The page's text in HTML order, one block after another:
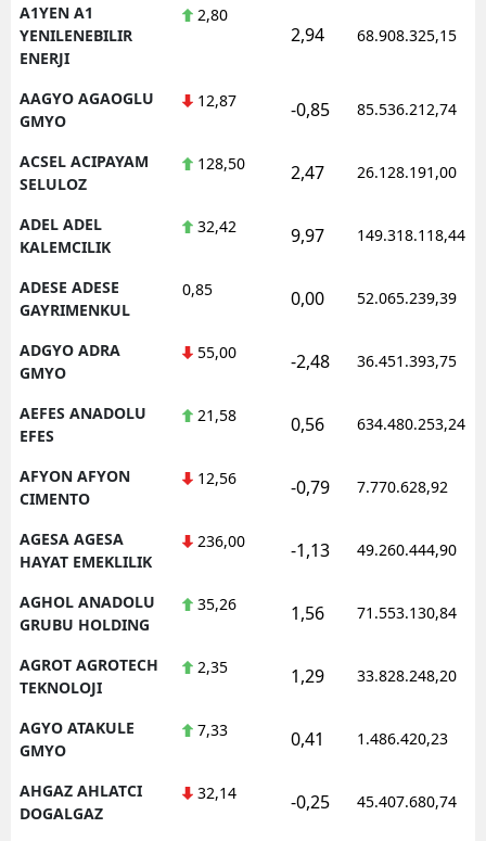
A1YEN A1
YENILENEBILIR
ENERJI
2,80
2,94 68.908.325,15
AAGYO AGAOGLU
GMYO
12,87 -0,85 85.536.212,74
ACSEL ACIPAYAM
SELULOZ
128,50 2,47 26.128.191,00
ADEL ADEL
KALEMCILIK
32,42 9,97 149.318.118,44
ADESE ADESE
GAYRIMENKUL
0,85 0,00 52.065.239,39
ADGYO ADRA
GMYO
55,00 -2,48 36.451.393,75
AEFES ANADOLU
EFES
21,58 0,56 634.480.253,24
AFYON AFYON
CIMENTO
12,56 -0,79 7.770.628,92
AGESA AGESA
HAYAT EMEKLILIK
236,00 -1,13 49.260.444,90
AGHOL ANADOLU
GRUBU HOLDING
35,26 1,56 71.553.130,84
AGROT AGROTECH
TEKNOLOJI
2,35 1,29 33.828.248,20
AGYO ATAKULE
GMYO
7,33 0,41 1.486.420,23
AHGAZ AHLATCI
DOGALGAZ
32,14 -0,25 45.407.680,74